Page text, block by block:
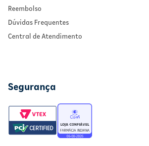
Reembolso
Dúvidas Frequentes
Central de Atendimento
Segurança